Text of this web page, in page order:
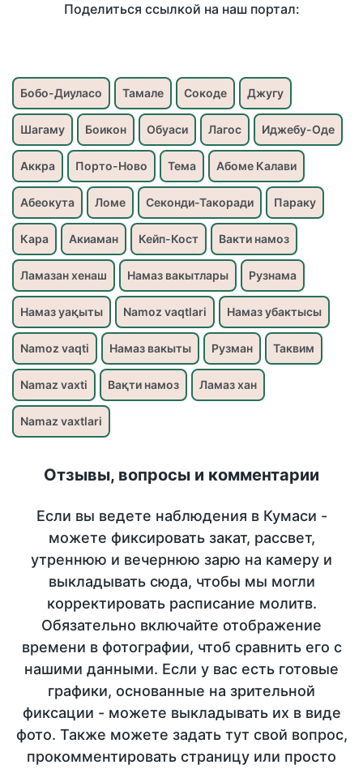
Поделиться ссылкой на наш портал:
Бобо-Диуласо Тамале Сокоде Джугу
Шагаму Боикон Обуаси Лагос Иджебу-Оде
Аккра Порто-Ново Тема Абоме Калави
Абеокута Ломе Секонди-Такоради Параку
Кара Акиаман Кейп-Кост Вакти намоз
Ламазан хенаш Намаз вакытлары Рузнама
Намаз уақыты Namoz vaqtlari Намаз убактысы
Namoz vaqti Намаз вакыты Рузман Таквим
Namaz vaxti Вақти намоз Ламаз хан
Namaz vaxtlari
Отзывы, вопросы и комментарии
Если вы ведете наблюдения в Кумаси -
можете фиксировать закат, рассвет,
утреннюю и вечернюю зарю на камеру и
выкладывать сюда, чтобы мы могли
корректировать расписание молитв.
Обязательно включайте отображение
времени в фотографии, чтоб сравнить его с
нашими данными. Если у вас есть готовые
графики, основанные на зрительной
фиксации - можете выкладывать их в виде
фото. Также можете задать тут свой вопрос,
прокомментировать страницу или просто